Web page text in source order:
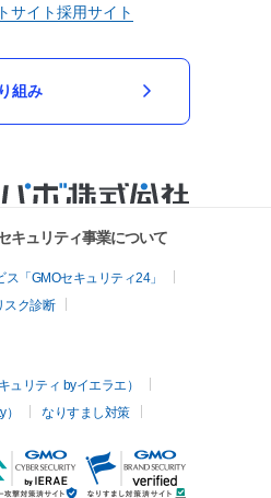
サイト採用サイト
組み
キュリティ事業について
「GMOセキュリティ24」
スク診断
ュリティ byイエラエ）
なりすまし対策